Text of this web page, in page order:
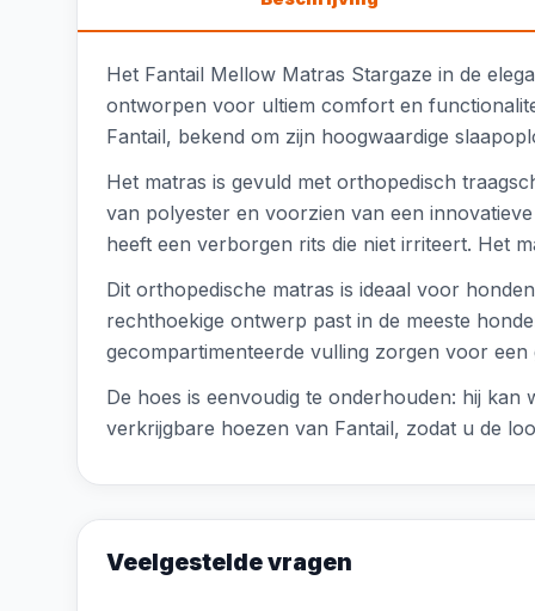
Het Fantail Mellow Matras Stargaze in de
ontworpen voor ultiem comfort en
Fantail, bekend om zijn hoogwaardige
Het matras is gevuld met orthopedisch
van polyester en voorzien van een
heeft een verborgen rits die niet irriteert. Het
Dit orthopedische matras is ideaal voor
rechthoekige ontwerp past in de meeste
gecompartimenteerde vulling zorgen voor
De hoes is eenvoudig te onderhouden: hij
verkrijgbare hoezen van Fantail, zodat u de
Veelgestelde vragen